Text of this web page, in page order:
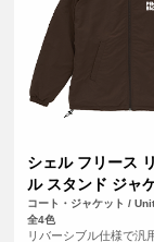
シェル フリース
ル スタンド ジャ
コート・ジャケット /
全4色
リバーシブル仕様で汎